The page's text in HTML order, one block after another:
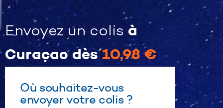
Envoyez un colis à
Curaçao dès10,98 €
Où souhaitez-vous
envoyer votre colis ?